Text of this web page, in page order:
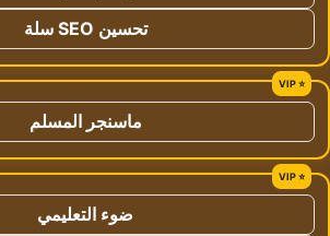
تحسين SEO سلة
ماسنجر المسلم
ضوء التعليمي